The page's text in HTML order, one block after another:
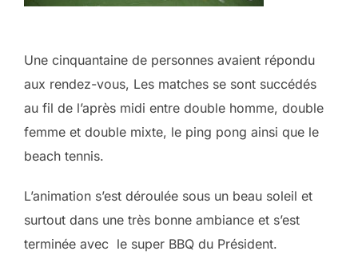
Une cinquantaine de personnes avaient répondu
aux rendez-vous, Les matches se sont succédés
au fil de l’après midi entre double homme, double
femme et double mixte, le ping pong ainsi que le
beach tennis.
L’animation s’est déroulée sous un beau soleil et
surtout dans une très bonne ambiance et s’est
terminée avec le super BBQ du Président.